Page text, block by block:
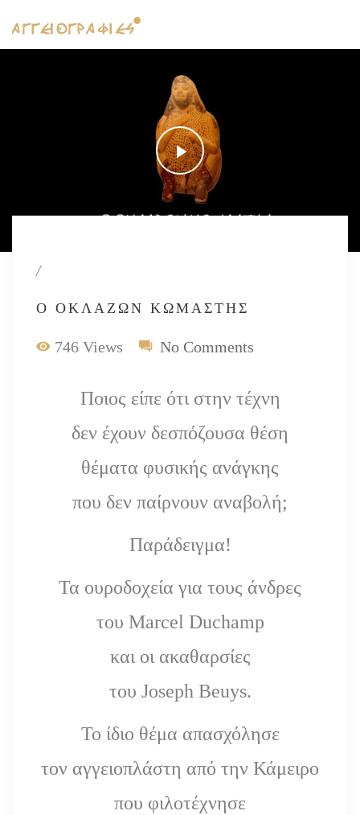
/
Ο ΟΚΛΆΖΩΝ ΚΩΜΑΣΤΉΣ
746 Views No Comments
Ποιος είπε ότι στην τέχνη
δεν έχουν δεσπόζουσα θέση
θέματα φυσικής ανάγκης
που δεν παίρνουν αναβολή;
Παράδειγμα!
Τα ουροδοχεία για τους άνδρες
του Marcel Duchamp
και οι ακαθαρσίες
του Joseph Beuys.
Το ίδιο θέμα απασχόλησε
τον αγγειοπλάστη από την Κάμειρο
που φιλοτέχνησε